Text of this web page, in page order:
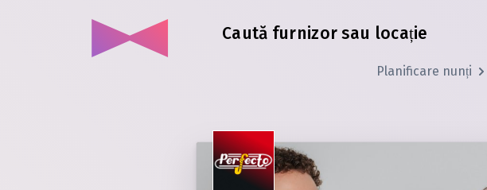
Caută furnizor sau locație
Planificare nunți